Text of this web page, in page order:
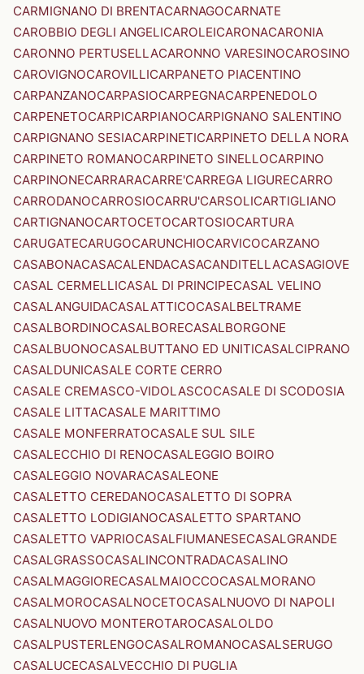
CARMIGNANO DI BRENTACARNAGOCARNATE
CAROBBIO DEGLI ANGELICAROLEICARONACARONIA
CARONNO PERTUSELLACARONNO VARESINOCAROSINO
CAROVIGNOCAROVILLICARPANETO PIACENTINO
CARPANZANOCARPASIOCARPEGNACARPENEDOLO
CARPENETOCARPICARPIANOCARPIGNANO SALENTINO
CARPIGNANO SESIACARPINETICARPINETO DELLA NORA
CARPINETO ROMANOCARPINETO SINELLOCARPINO
CARPINONECARRARACARRE'CARREGA LIGURECARRO
CARRODANOCARROSIOCARRU'CARSOLICARTIGLIANO
CARTIGNANOCARTOCETOCARTOSIOCARTURA
CARUGATECARUGOCARUNCHIOCARVICOCARZANO
CASABONACASACALENDACASACANDITELLACASAGIOVE
CASAL CERMELLICASAL DI PRINCIPECASAL VELINO
CASALANGUIDACASALATTICOCASALBELTRAME
CASALBORDINOCASALBORECASALBORGONE
CASALBUONOCASALBUTTANO ED UNITICASALCIPRANO
CASALDUNICASALE CORTE CERRO
CASALE CREMASCO-VIDOLASCOCASALE DI SCODOSIA
CASALE LITTACASALE MARITTIMO
CASALE MONFERRATOCASALE SUL SILE
CASALECCHIO DI RENOCASALEGGIO BOIRO
CASALEGGIO NOVARACASALEONE
CASALETTO CEREDANOCASALETTO DI SOPRA
CASALETTO LODIGIANOCASALETTO SPARTANO
CASALETTO VAPRIOCASALFIUMANESECASALGRANDE
CASALGRASSOCASALINCONTRADACASALINO
CASALMAGGIORECASALMAIOCCOCASALMORANO
CASALMOROCASALNOCETOCASALNUOVO DI NAPOLI
CASALNUOVO MONTEROTAROCASALOLDO
CASALPUSTERLENGOCASALROMANOCASALSERUGO
CASALUCECASALVECCHIO DI PUGLIA